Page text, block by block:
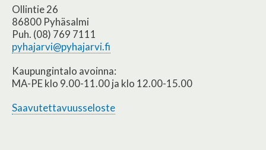
Ollintie 26
86800 Pyhäsalmi
Puh. (08) 769 7111
pyhajarvi@pyhajarvi.fi
Kaupungintalo avoinna:
MA-PE klo 9.00-11.00 ja klo 12.00-15.00
Saavutettavuusseloste